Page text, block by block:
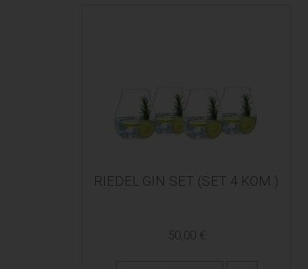
RIEDEL GIN SET (SET 4 KOM.)
50,00 €